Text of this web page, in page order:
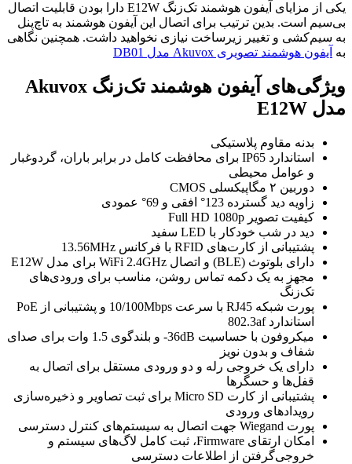
یکی از مزایای آیفون هوشمند تک‌زنگ E12W دارا بودن قابلیت اتصال
بی‌سیم است. بدین ترتیب برای اتصال این آیفون هوشمند به تاچ‌پنل
به سیم‌کشی و تغییر زیرساخت نیازی نخواهید داشت. همچنین نگاهی
به آیفون هوشمند تصویری Akuvox مدل DB01
ویژگی‌های آیفون هوشمند تک‌زنگ Akuvox
مدل E12W
بدنه مقاوم پلاستیکی
استاندارد IP65 برای محافظت کامل در برابر باران، گردوغبار
و عوامل محیطی
دوربین ۲ مگاپیکسلی CMOS
زاویه دید گسترده 123° افقی و 69° عمودی
کیفیت تصویر Full HD 1080p
دید در شب خودکار با LED سفید
پشتیبانی از کارت‌های RFID با فرکانس 13.56MHz
دارای بلوتوث (BLE) و اتصال WiFi 2.4GHz برای مدل E12W
مجهز به یک دکمه تماس روشن، مناسب برای ورودی‌های
تک‌زنگ
پورت شبکه RJ45 با سرعت 10/100Mbps و پشتیبانی از PoE
استاندارد 802.3af
میکروفون با حساسیت 36dB- و بلندگوی 1.5 وات برای صدای
شفاف و بدون نویز
دارای یک خروجی رله و دو ورودی مستقل برای اتصال به
قفل‌ها و حسگرها
پشتیبانی از کارت Micro SD برای ثبت تصاویر و ذخیره‌سازی
رویدادهای ورودی
پورت Wiegand جهت اتصال به سیستم‌های کنترل دسترسی
امکان ارتقای Firmware، ثبت کامل لاگ‌های سیستم و
خروجی‌گرفتن از اطلاعات دسترسی